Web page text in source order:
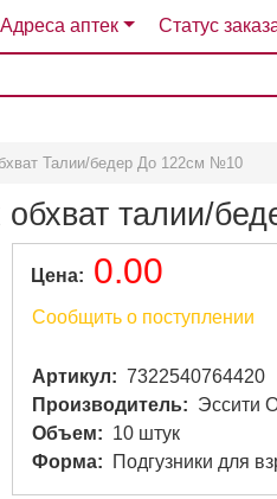
Адреса аптек Статус
Талии/бедер До 122см №10
обхват талии/
Цена 0.00
Сообщить о поступлении
Артикул
7322540764420
Производитель
Эссити
Объем
10 штук
Форма
Подгузники для